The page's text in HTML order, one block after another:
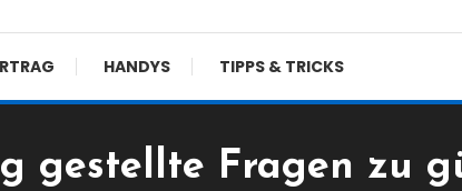
HANDYS TIPPS & TRICKS
gestellte Fragen zu